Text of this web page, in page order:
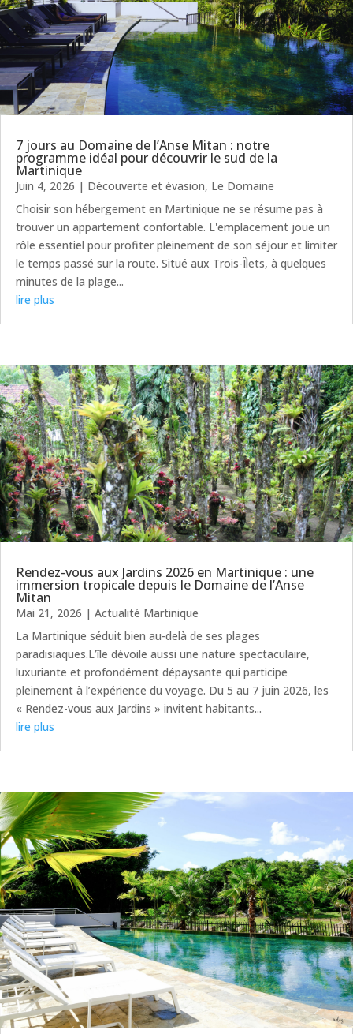
7 jours au Domaine de l’Anse Mitan : notre
programme idéal pour découvrir le sud de la
Martinique
Juin 4, 2026 | Découverte et évasion, Le Domaine
Choisir son hébergement en Martinique ne se résume pas à
trouver un appartement confortable. L'emplacement joue un
rôle essentiel pour profiter pleinement de son séjour et limiter
le temps passé sur la route. Situé aux Trois-Îlets, à quelques
minutes de la plage...
lire plus
Rendez-vous aux Jardins 2026 en Martinique : une
immersion tropicale depuis le Domaine de l’Anse
Mitan
Mai 21, 2026 | Actualité Martinique
La Martinique séduit bien au-delà de ses plages
paradisiaques.L’île dévoile aussi une nature spectaculaire,
luxuriante et profondément dépaysante qui participe
pleinement à l’expérience du voyage. Du 5 au 7 juin 2026, les
« Rendez-vous aux Jardins » invitent habitants...
lire plus